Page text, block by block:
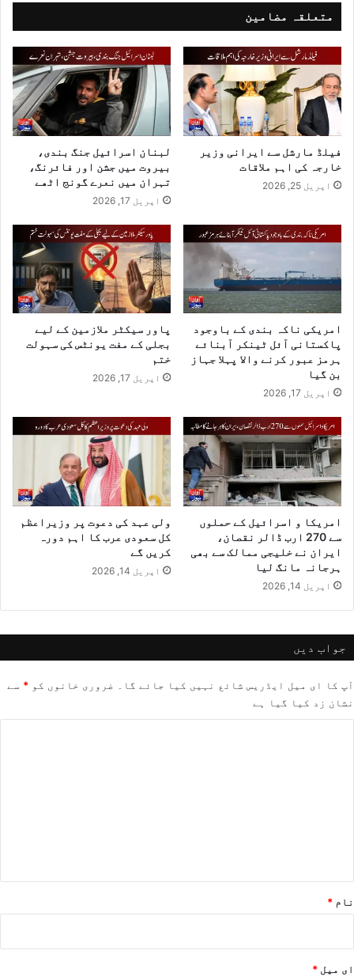
متعلقہ مضامین
فیلڈ مارشل سے ایرانی وزیر
خارجہ کی اہم ملاقات
اپریل 25, 2026
لبنان اسرائیل جنگ بندی،
بیروت میں جشن اور فائرنگ،
تہران میں نعرے گونج اٹھے
اپریل 17, 2026
امریکی ناکہ بندی کے باوجود
پاکستانی آئل ٹینکر آبنائے
ہرمز عبور کرنے والا پہلا جہاز
بن گیا
اپریل 17, 2026
پاور سیکٹر ملازمین کے لیے
بجلی کے مفت یونٹس کی سہولت
ختم
اپریل 17, 2026
امریکا و اسرائیل کے حملوں
سے 270 ارب ڈالر نقصان،
ایران نے خلیجی ممالک سے بھی
ہرجانہ مانگ لیا
اپریل 14, 2026
ولی عہد کی دعوت پر وزیراعظم
کل سعودی عرب کا اہم دورہ
کریں گے
اپریل 14, 2026
جواب دیں
آپ کا ای میل ایڈریس شائع نہیں کیا جائے گا۔ ضروری خانوں کو * سے
نشان زد کیا گیا ہے
نام *
ای میل *